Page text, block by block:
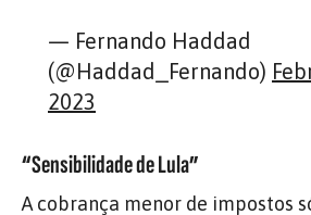
— Fernando Haddad
(@Haddad_Fernando)
2023
“Sensibilidade de Lula”
A cobrança menor de impostos